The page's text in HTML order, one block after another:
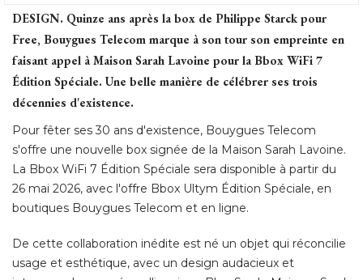
DESIGN. Quinze ans après la box de Philippe Starck pour
Free, Bouygues Telecom marque à son tour son empreinte en
faisant appel à Maison Sarah Lavoine pour la Bbox WiFi 7
Édition Spéciale. Une belle manière de célébrer ses trois
décennies d'existence.
Pour fêter ses 30 ans d'existence, Bouygues Telecom
s'offre une nouvelle box signée de la Maison Sarah Lavoine.
La Bbox WiFi 7 Édition Spéciale sera disponible à partir du
26 mai 2026, avec l'offre Bbox Ultym Édition Spéciale, en
boutiques Bouygues Telecom et en ligne.
De cette collaboration inédite est né un objet qui réconcilie
usage et esthétique, avec un design audacieux et